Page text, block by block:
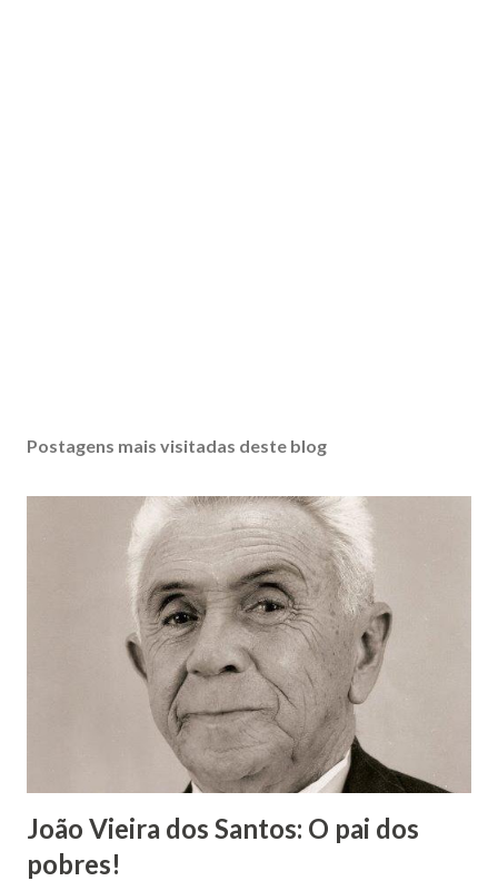
Postagens mais visitadas deste blog
João Vieira dos Santos: O pai dos
pobres!